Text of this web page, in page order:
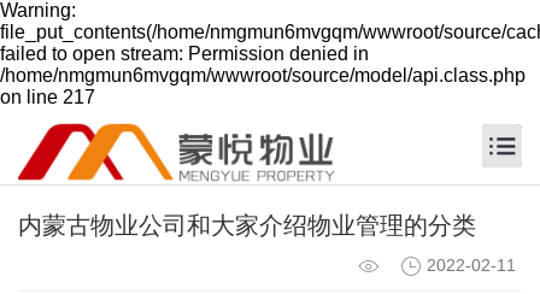
Warning:
file_put_contents(/home/nmgmun6mvgqm/wwwroot/source/
failed to open stream: Permission denied in
/home/nmgmun6mvgqm/wwwroot/source/model/api.class.php
on line 217
内蒙古物业公司和大家介绍物业管理的分类
2022-02-11